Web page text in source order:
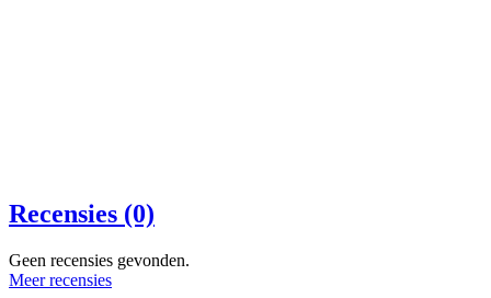
Recensies (0)
Geen recensies gevonden.
Meer recensies